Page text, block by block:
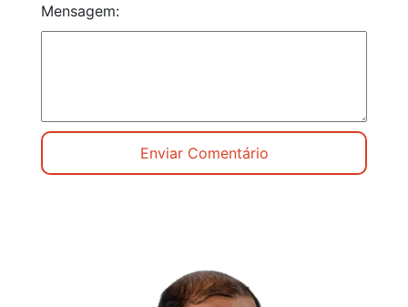
Mensagem: